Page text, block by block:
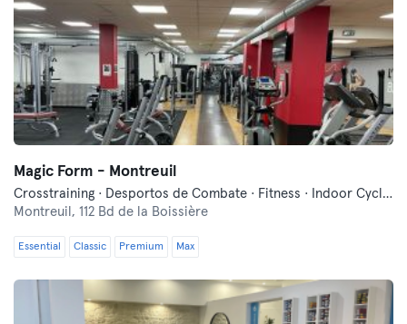
Magic Form - Montreuil
Crosstraining · Desportos de Combate · Fitness · Indoor Cycling
Montreuil, 112 Bd de la Boissière
Essential Classic Premium Max